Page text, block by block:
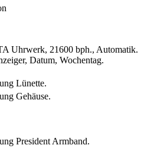
Uhrwerk, 21600 bph., Automatik.
Datum, Wochentag.
Lünette.
Gehäuse.
President Armband.